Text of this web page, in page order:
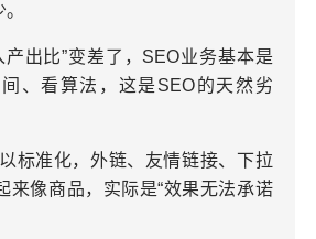
产出比”变差了，SEO业务基本是
、看算法，这是SEO的天然劣
标准化，外链、友情链接、下拉
来像商品，实际是“效果无法承诺